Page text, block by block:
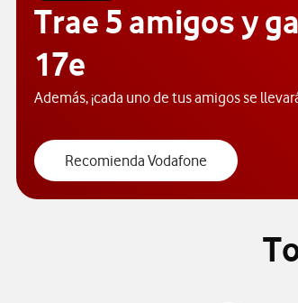
Trae 5 amigos y
17e
Además, ¡cada uno de tus amigos se
Recomienda Vodafone "recomienda